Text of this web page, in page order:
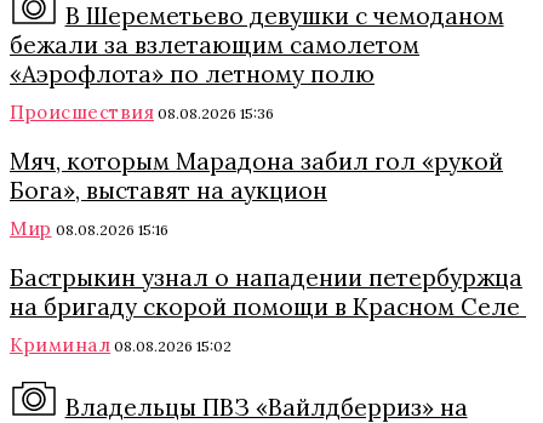
В Шереметьево девушки с чемоданом
бежали за взлетающим самолетом
«Аэрофлота» по летному полю
Происшествия 08.08.2026 15:36
Мяч, которым Марадона забил гол «рукой
Бога», выставят на аукцион
Мир 08.08.2026 15:16
Бастрыкин узнал о нападении петербуржца
на бригаду скорой помощи в Красном Селе
Криминал 08.08.2026 15:02
Владельцы ПВЗ «Вайлдберриз» на